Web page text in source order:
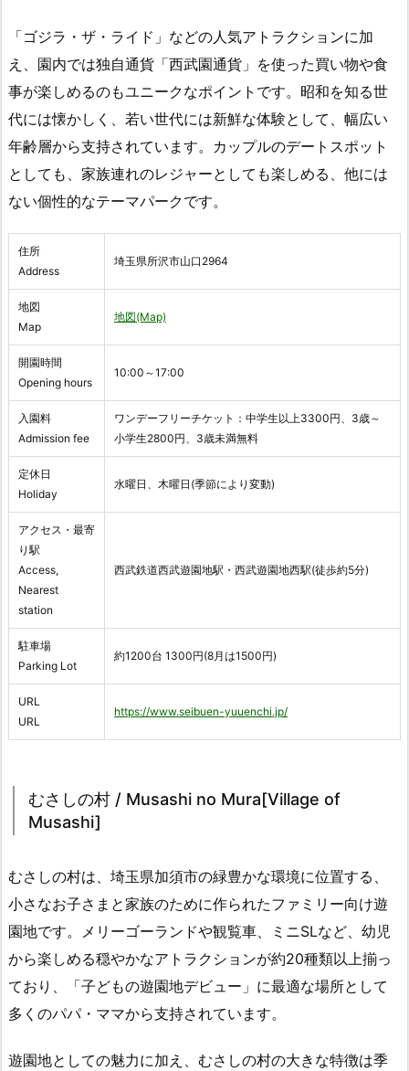
「ゴジラ・ザ・ライド」などの人気アトラクションに加
え、園内では独自通貨「西武園通貨」を使った買い物や食
事が楽しめるのもユニークなポイントです。昭和を知る世
代には懐かしく、若い世代には新鮮な体験として、幅広い
年齢層から支持されています。カップルのデートスポット
としても、家族連れのレジャーとしても楽しめる、他には
ない個性的なテーマパークです。
住所
Address
埼玉県所沢市山口2964
地図
Map
地図(Map)
開園時間
Opening hours
10:00～17:00
入園料
Admission fee
ワンデーフリーチケット：中学生以上3300円、3歳～
小学生2800円、3歳未満無料
定休日
Holiday
水曜日、木曜日(季節により変動)
アクセス・最寄
り駅
Access,
Nearest
station
西武鉄道西武遊園地駅・西武遊園地西駅(徒歩約5分)
駐車場
Parking Lot
約1200台 1300円(8月は1500円)
URL
URL
https://www.seibuen-yuuenchi.jp/
むさしの村 / Musashi no Mura[Village of
Musashi]
むさしの村は、埼玉県加須市の緑豊かな環境に位置する、
小さなお子さまと家族のために作られたファミリー向け遊
園地です。メリーゴーランドや観覧車、ミニSLなど、幼児
から楽しめる穏やかなアトラクションが約20種類以上揃っ
ており、「子どもの遊園地デビュー」に最適な場所として
多くのパパ・ママから支持されています。
遊園地としての魅力に加え、むさしの村の大きな特徴は季